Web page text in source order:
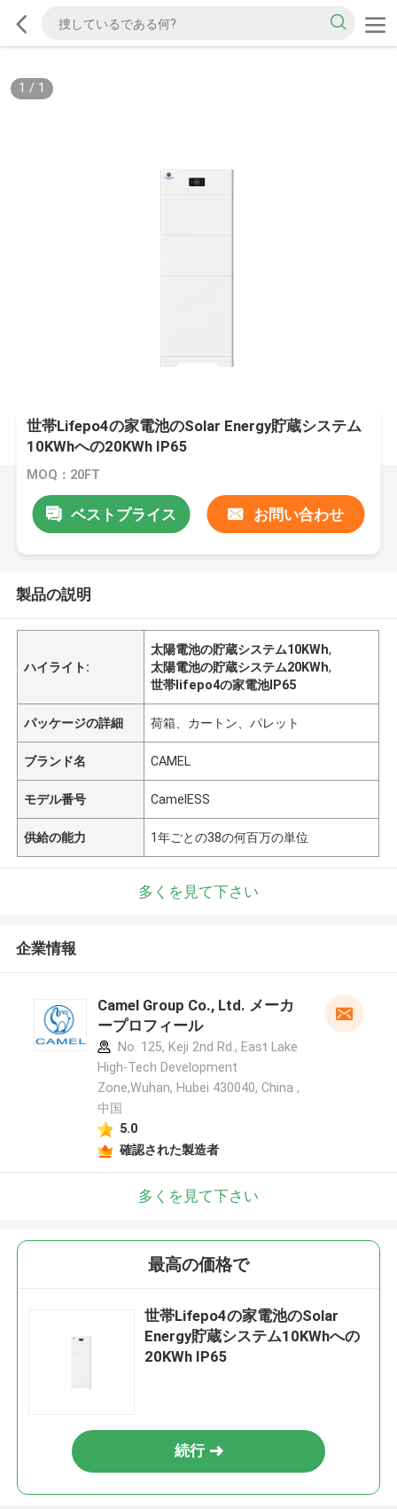
1 / 1
世帯Lifepo4の家電池のSolar Energy貯蔵システム
10KWhへの20KWh IP65
MOQ：20FT
ベストプライス お問い合わせ
製品の説明
ハイライト:
太陽電池の貯蔵システム10KWh,
太陽電池の貯蔵システム20KWh,
世帯lifepo4の家電池IP65
パッケージの詳細 荷箱、カートン、パレット
ブランド名 CAMEL
モデル番号 CamelESS
供給の能力 1年ごとの38の何百万の単位
多くを見て下さい
企業情報
Camel Group Co., Ltd. メーカ
ープロフィール
No. 125, Keji 2nd Rd., East Lake
High-Tech Development
Zone,Wuhan, Hubei 430040, China ,
中国
5.0
確認された製造者
多くを見て下さい
最高の価格で
世帯Lifepo4の家電池のSolar
Energy貯蔵システム10KWhへの
20KWh IP65
続行